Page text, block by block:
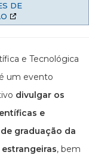
DE
e Tecnológica
um evento
divulgar os
e
graduação da
, bem